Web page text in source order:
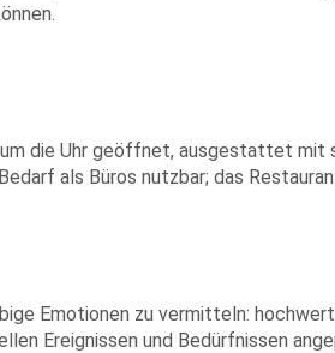
die Uhr geöffnet, ausgestattet
als Büros nutzbar; das
Emotionen zu vermitteln:
Ereignissen und Bedürfnissen